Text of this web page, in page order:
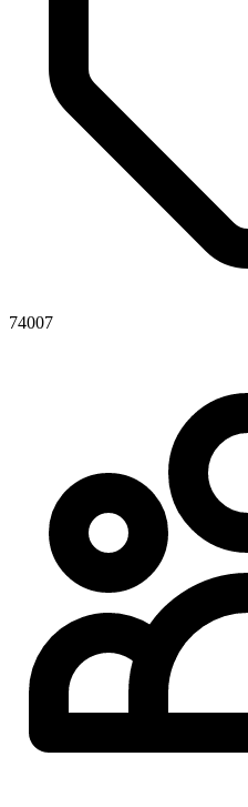
74007